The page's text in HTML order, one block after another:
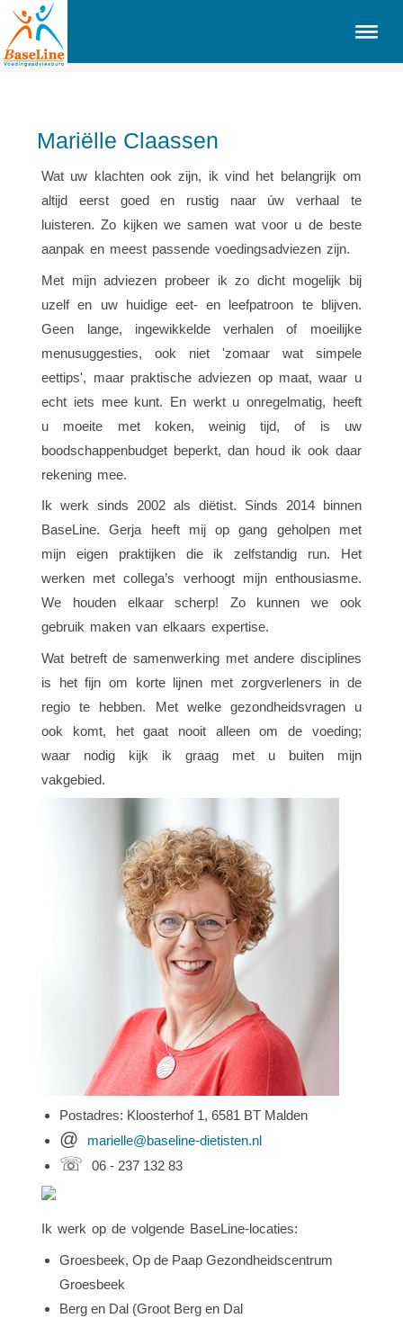
Mariëlle Claassen
Wat uw klachten ook zijn, ik vind het belangrijk om
altijd eerst goed en rustig naar úw verhaal te
luisteren. Zo kijken we samen wat voor u de beste
aanpak en meest passende voedingsadviezen zijn.
Met mijn adviezen probeer ik zo dicht mogelijk bij
uzelf en uw huidige eet- en leefpatroon te blijven.
Geen lange, ingewikkelde verhalen of moeilijke
menusuggesties, ook niet 'zomaar wat simpele
eettips', maar praktische adviezen op maat, waar u
echt iets mee kunt. En werkt u onregelmatig, heeft
u moeite met koken, weinig tijd, of is uw
boodschappenbudget beperkt, dan houd ik ook daar
rekening mee.
Ik werk sinds 2002 als diëtist. Sinds 2014 binnen
BaseLine. Gerja heeft mij op gang geholpen met
mijn eigen praktijken die ik zelfstandig run. Het
werken met collega’s verhoogt mijn enthousiasme.
We houden elkaar scherp! Zo kunnen we ook
gebruik maken van elkaars expertise.
Wat betreft de samenwerking met andere disciplines
is het fijn om korte lijnen met zorgverleners in de
regio te hebben. Met welke gezondheidsvragen u
ook komt, het gaat nooit alleen om de voeding;
waar nodig kijk ik graag met u buiten mijn
vakgebied.
Postadres: Kloosterhof 1, 6581 BT Malden
@ marielle@baseline-dietisten.nl
☏ 06 - 237 132 83
Ik werk op de volgende BaseLine-locaties:
Groesbeek, Op de Paap Gezondheidscentrum
Groesbeek
Berg en Dal (Groot Berg en Dal